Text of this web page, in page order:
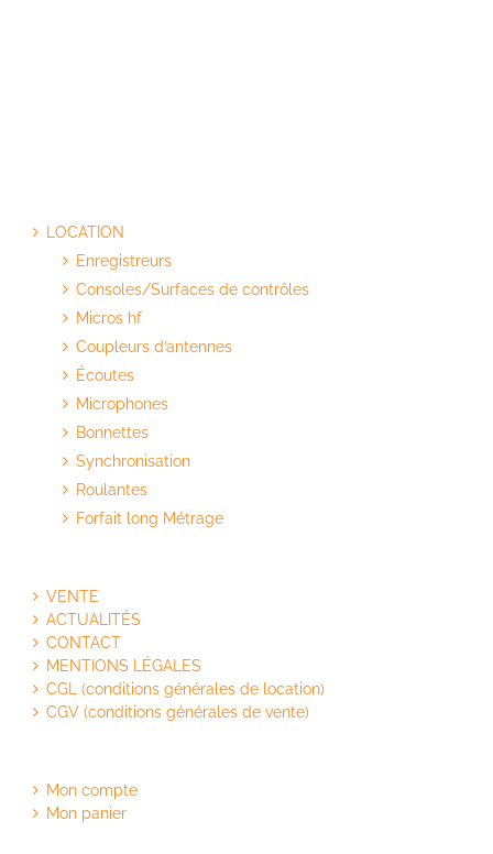
LOCATION
Enregistreurs
Consoles/Surfaces de contrôles
Micros hf
Coupleurs d’antennes
Écoutes
Microphones
Bonnettes
Synchronisation
Roulantes
Forfait long Métrage
VENTE
ACTUALITÉS
CONTACT
MENTIONS LÉGALES
CGL (conditions générales de location)
CGV (conditions générales de vente)
Mon compte
Mon panier